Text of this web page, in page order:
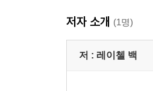
육아와 사회활동
대기업에서 공기업으
저자 소개 (1명)
저 : 레이첼 백